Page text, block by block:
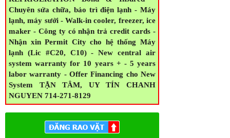
CT AIR CONDITIONING &
REFRIGERATION Bond & Insured *
Chuyên sửa chữa, bảo trì điện lạnh - Máy
lạnh, máy sưởi - Walk-in cooler, freezer, ice
maker - Công ty có nhận trả credit cards -
Nhận xin Permit City cho hệ thống Máy
lạnh (Lic #C20, C10) - New central air
system warranty for 10 years + - 5 years
labor warranty - Offer Financing cho New
System TẬN TÂM, UY TÍN CHANH
NGUYEN 714-271-8129